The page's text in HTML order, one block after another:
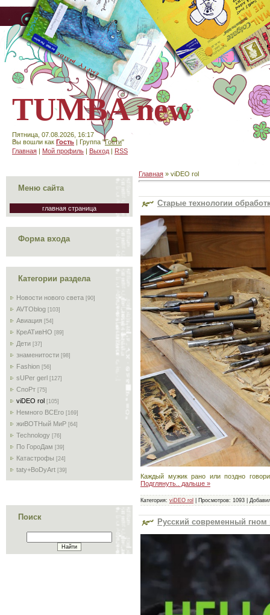
TUMBA new
Пятница, 07.08.2026, 16:17
Вы вошли как Гость | Группа "Гости"
Главная | Мой профиль | Выход | RSS
Меню сайта
главная страница
Форма входа
Категории раздела
Новости нового света [90]
AVTOblog [103]
Авиация [54]
КреАТивНО [89]
Дети [37]
знаменитости [98]
Fashion [56]
sUPer gerl [127]
СпоРт [75]
viDEO rol [105]
Немного ВСЕго [169]
жиВОТНый МиР [64]
Technology [76]
По ГороДам [39]
Катастрофы [24]
taty+BoDyArt [39]
Поиск
Главная » viDEO rol
Старые технологии
Каждый мужик рано или поздно
Подглянуть.. дальше »
Категория: viDEO rol Просмотров: 1093
Русский современный